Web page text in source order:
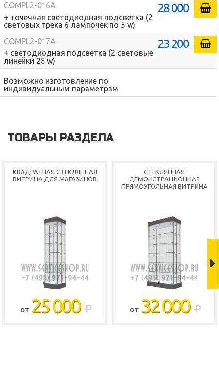
COMPL2-016A
+ точечная светодиодная подсветка (2
световых трека 6 лампочек по 5 w)
28 000
COMPL2-017A
+ светодиодная подсветка (2 световые
линейки 28 w)
23 200
Возможно изготовление по
индивидуальным параметрам
ТОВАРЫ РАЗДЕЛА
КВАДРАТНАЯ СТЕКЛЯННАЯ
ВИТРИНА ДЛЯ МАГАЗИНОВ
ОТ 25 000
СТЕКЛЯННАЯ
ДЕМОНСТРАЦИОННАЯ
ПРЯМОУГОЛЬНАЯ ВИТРИНА
ОТ 32 000